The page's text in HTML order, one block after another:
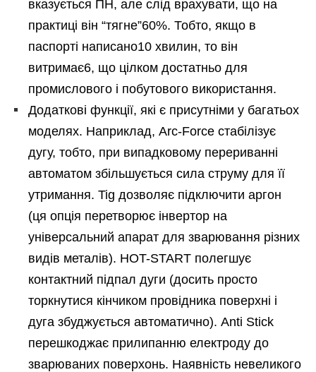
вказується ПН, але слід врахувати, що на
практиці він “тягне”60%. Тобто, якщо в
паспорті написано10 хвилин, то він
витримає6, що цілком достатньо для
промислового і побутового використання.
Додаткові функції, які є присутніми у багатьох
моделях. Наприклад, Arc-Force стабілізує
дугу, тобто, при випадковому перериванні
автоматом збільшується сила струму для її
утримання. Tig дозволяє підключити аргон
(ця опція перетворює інвертор на
універсальний апарат для зварювання різних
видів металів). HOT-START полегшує
контактний підпал дуги (досить просто
торкнутися кінчиком провідника поверхні і
дуга збуджується автоматично). Anti Stick
перешкоджає прилипанню електроду до
зварюваних поверхонь. Наявність невеликого